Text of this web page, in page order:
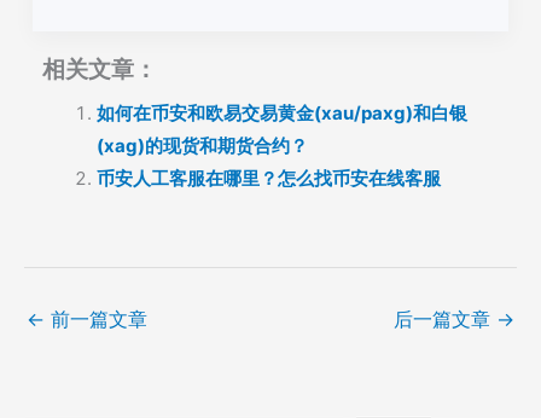
相关文章：
如何在币安和欧易交易黄金(xau/paxg)和白银
(xag)的现货和期货合约？
币安人工客服在哪里？怎么找币安在线客服
← 前一篇文章 后一篇文章 →